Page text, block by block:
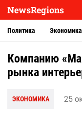
NewsRegions
Политика Экономика
Компанию
рынка
ЭКОНОМИКА 25